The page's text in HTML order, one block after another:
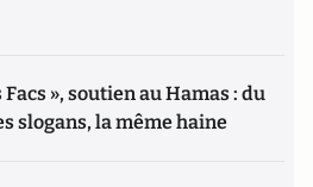
», soutien au Hamas : du
slogans, la même haine